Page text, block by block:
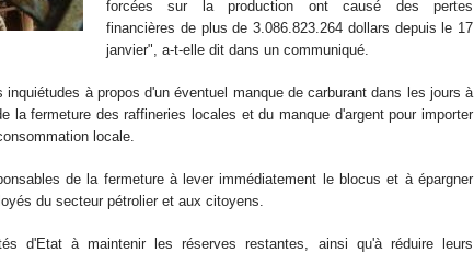
forcées sur la production ont causé des pertes
financières de plus de 3.086.823.264 dollars depuis le 17
janvier", a-t-elle dit dans un communiqué.
inquiétudes à propos d'un éventuel manque de carburant dans les jours à
la fermeture des raffineries locales et du manque d'argent pour importer
locale.
de la fermeture à lever immédiatement le blocus et à épargner
du secteur pétrolier et aux citoyens.
d'Etat à maintenir les réserves restantes, ainsi qu'à réduire leurs